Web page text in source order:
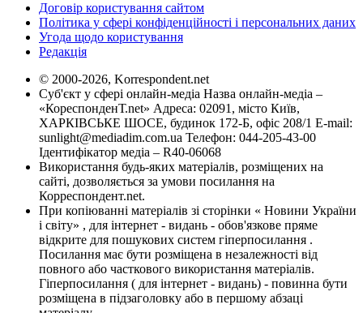
Договір користування сайтом
Політика у сфері конфіденційності і персональних даних
Угода щодо користування
Редакція
© 2000-2026, Korrespondent.net
Суб'єкт у сфері онлайн-медіа Назва онлайн-медіа –
«КореспонденТ.net» Адреса: 02091, місто Київ,
ХАРКІВСЬКЕ ШОСЕ, будинок 172-Б, офіс 208/1 E-mail:
sunlight@mediadim.com.ua Телефон: 044-205-43-00
Ідентифікатор медіа – R40-06068
Використання будь-яких матеріалів, розміщених на
сайті, дозволяється за умови посилання на
Корреспондент.net.
При копіюванні матеріалів зі сторінки « Новини України
і світу» , для інтернет - видань - обов'язкове пряме
відкрите для пошукових систем гіперпосилання .
Посилання має бути розміщена в незалежності від
повного або часткового використання матеріалів.
Гіперпосилання ( для інтернет - видань) - повинна бути
розміщена в підзаголовку або в першому абзаці